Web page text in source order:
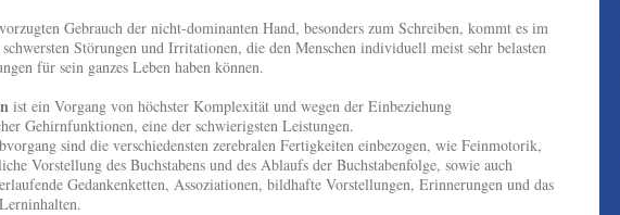
Gebrauch der nicht-dominanten Hand, besonders zum Schreiben, kommt es im
Störungen und Irritationen, die den Menschen individuell meist sehr belasten
für sein ganzes Leben haben können.
ist ein Vorgang von höchster Komplexität und wegen der Einbeziehung
Gehirnfunktionen, eine der schwierigsten Leistungen.
sind die verschiedensten zerebralen Fertigkeiten einbezogen, wie Feinmotorik,
Vorstellung des Buchstabens und des Ablaufs der Buchstabenfolge, sowie auch
Gedankenketten, Assoziationen, bildhafte Vorstellungen, Erinnerungen und das